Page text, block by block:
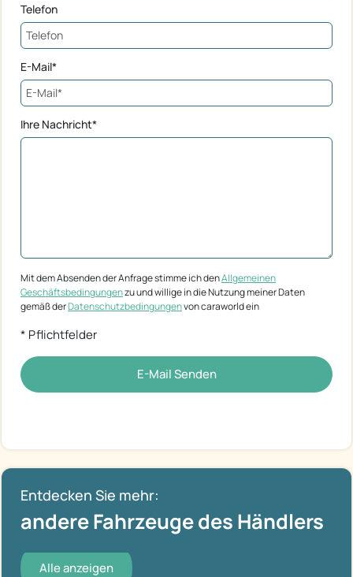
Telefon
E-Mail*
Ihre Nachricht*
Mit dem Absenden der Anfrage stimme ich denAllgemeinen
Geschäftsbedingungenzu und willige in die Nutzung meiner Daten
gemäß derDatenschutzbedingungenvon caraworld ein
* Pflichtfelder
E-Mail Senden
Entdecken Sie mehr:
andere Fahrzeuge des Händlers
Alle anzeigen